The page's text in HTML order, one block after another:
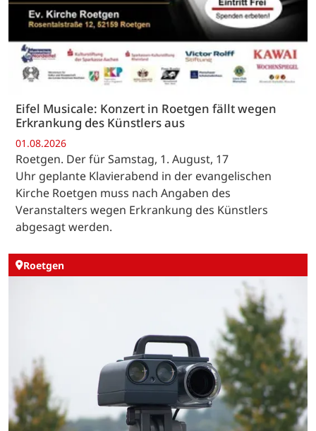
Eifel Musicale: Konzert in Roetgen fällt wegen
Erkrankung des Künstlers aus
01.08.2026
Roetgen. Der für Samstag, 1. August, 17
Uhr geplante Klavierabend in der evangelischen
Kirche Roetgen muss nach Angaben des
Veranstalters wegen Erkrankung des Künstlers
abgesagt werden.
Roetgen